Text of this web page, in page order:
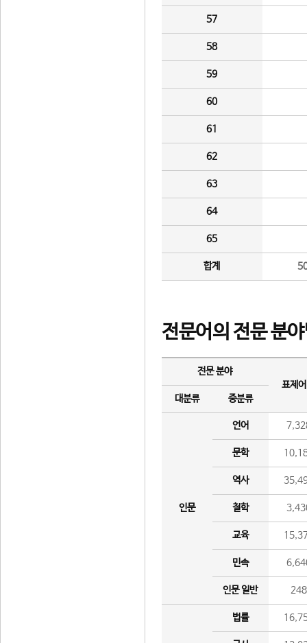
57
58
59
60
61
62
63
64
65
합계
전문어의 전문 분
전문 분야
표제
대분류
중분류
인문
언어
문학
역사
철학
교육
민속
인문 일반 248
법률